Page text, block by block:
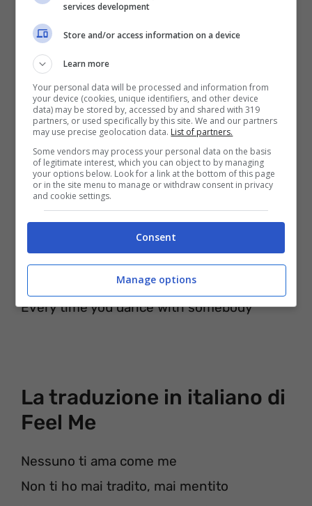
Hah-ah-ah-ah-oh
Every time your lips touch another
Hah-ah-ah-ah-oh
Every time you dance with somebody
La traduzione in italiano di
Feel Me
Nessuno ti ama come me
Non ti ho mai tradito, mai mentito
services development
Store and/or access information on a device
Learn more
Your personal data will be processed and information from
your device (cookies, unique identifiers, and other device
data) may be stored by, accessed by and shared with 319
partners, or used specifically by this site. We and our partners
may use precise geolocation data. List of partners.
Some vendors may process your personal data on the basis
of legitimate interest, which you can object to by managing
your options below. Look for a link at the bottom of this page
or in the site menu to manage or withdraw consent in privacy
and cookie settings.
Consent
Manage options